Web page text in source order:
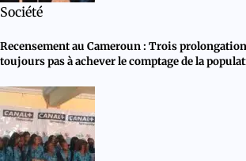
Société
Recensement au Cameroun : Trois
toujours pas à achever le comptage de la